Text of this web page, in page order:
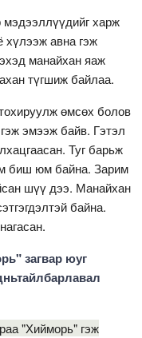
харж
хүлээж авна гэж
манайхан яаж
түгшиж байлаа.
өмсөх болов
эмээж байв. Гэтэл
Туг барьж
биш юм байна. Зарим
шүү дээ. Манайхан
байна.
загвар юуг
"Хийморь" гэж